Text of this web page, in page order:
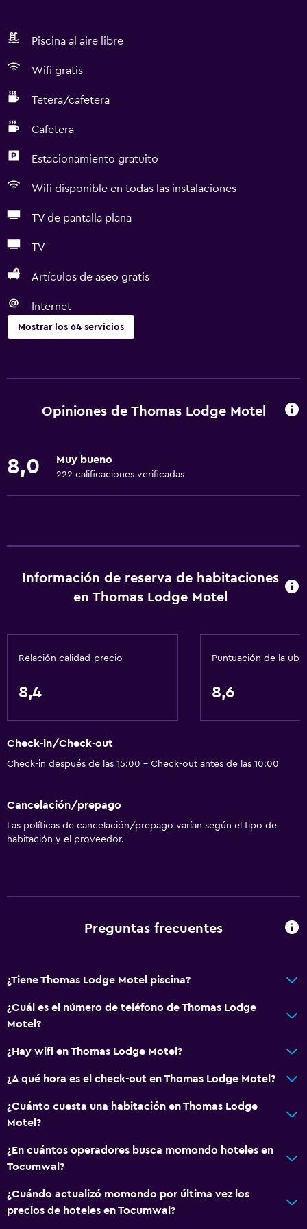
Piscina al aire libre
Wifi gratis
Tetera/cafetera
Cafetera
Estacionamiento gratuito
Wifi disponible en todas las instalaciones
TV de pantalla plana
TV
Artículos de aseo gratis
Internet
Mostrar los 64 servicios
Copas
Utensilios de cocina
Cafetera
Servicios básicos
Wifi gratis
Toallas
Extinguidor
Alarma de humo
Calefacción
Accesibilidad
Inodoro con barras de apoyo
Áreas designadas para fumadores
Secador de pelo
Papel higiénico
Aire libre
Opiniones de Thomas Lodge Motel
8,0 Muy bueno
222 calificaciones verificadas
Información de reserva de habitaciones
en Thomas Lodge Motel
Relación calidad-precio
8,4
Puntuación de la
8,6
Check-in/Check-out
Check-in después de las 15:00 - Check-out antes de las 10:00
Cancelación/prepago
Las políticas de cancelación/prepago varían según el tipo de
habitación y el proveedor.
Preguntas frecuentes
¿Tiene Thomas Lodge Motel piscina?
¿Cuál es el número de teléfono de Thomas Lodge
Motel?
¿Hay wifi en Thomas Lodge Motel?
¿A qué hora es el check-out en Thomas Lodge Motel?
¿Cuánto cuesta una habitación en Thomas Lodge
Motel?
¿En cuántos operadores busca momondo hoteles en
Tocumwal?
¿Cuándo actualizó momondo por última vez los
precios de hoteles en Tocumwal?